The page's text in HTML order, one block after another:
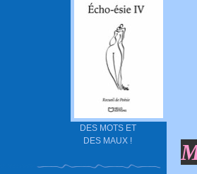
DES MOTS ET
DES MAUX !